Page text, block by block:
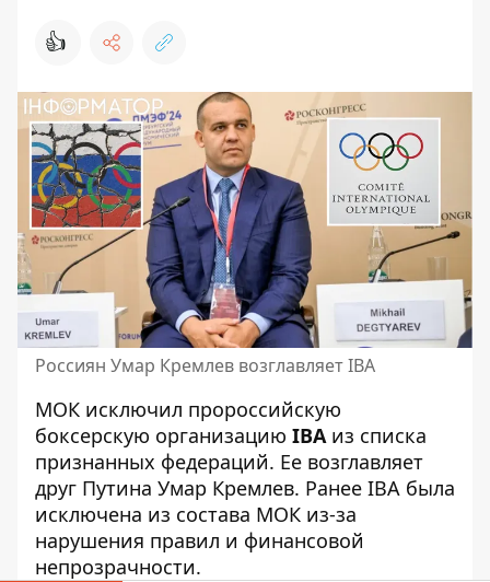
👍
Россиян Умар Кремлев возглавляет ІВА
МОК исключил пророссийскую
боксерскую организацию IBAиз списка
признанных федераций. Ее возглавляет
друг Путина Умар Кремлев. Ранее IBA была
исключена из состава МОК из-за
нарушения правил и финансовой
непрозрачности.